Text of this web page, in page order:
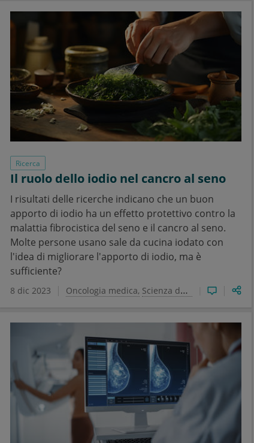
Ricerca
Il ruolo dello iodio nel cancro al seno
I risultati delle ricerche indicano che un buon
apporto di iodio ha un effetto protettivo contro la
malattia fibrocistica del seno e il cancro al seno.
Molte persone usano sale da cucina iodato con
l'idea di migliorare l'apporto di iodio, ma è
sufficiente?
8 dic 2023 Oncologia medica Scienza dell'alimentazione